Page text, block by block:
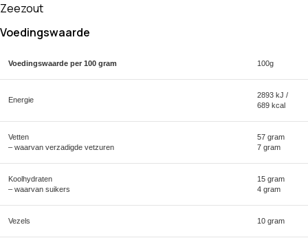
Zeezout
Voedingswaarde
Voedingswaarde per 100 gram 100g
Energie
2893 kJ /
689 kcal
Vetten
– waarvan verzadigde vetzuren
57 gram
7 gram
Koolhydraten
– waarvan suikers
15 gram
4 gram
Vezels 10 gram